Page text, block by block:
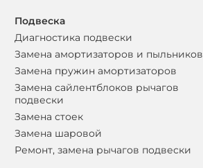
Подвеска
Диагностика подвески
Замена амортизаторов и пыльников
Замена пружин амортизаторов
Замена сайлентблоков рычагов
подвески
Замена стоек
Замена шаровой
Ремонт, замена рычагов подвески